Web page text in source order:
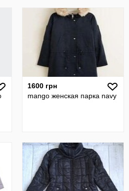
1600 грн
mango женская парка navy